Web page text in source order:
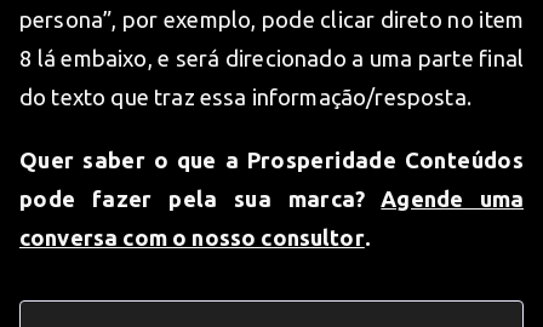
persona”, por exemplo, pode clicar direto no item
8 lá embaixo, e será direcionado a uma parte final
do texto que traz essa informação/resposta.
Quer saber o que a Prosperidade Conteúdos
pode fazer pela sua marca?Agende uma
conversa com o nosso consultor.